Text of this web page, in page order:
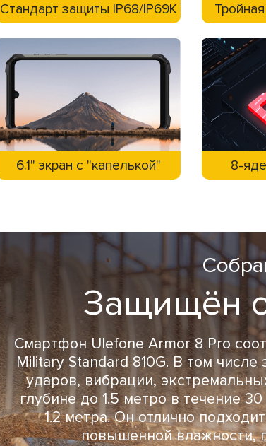
Стандарт защиты IP68/IP69K
6.1" экран с "капелькой" 8-
Защищён
Смартфон Ulefone Armor 8 Pro
Military Standard 810G. В том
ударов, вибрации,
глубине до 1.5 метро в течение
1.2 метра. Он отлично
повышенной влажности,